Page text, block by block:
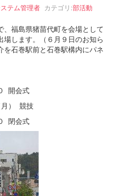
テム管理者 カテゴリ:部活動
福島県猪苗代町を会場として
場します。（６月９日のお知ら
石巻駅前と石巻駅構内にパネ
開会式
月） 競技
閉会式